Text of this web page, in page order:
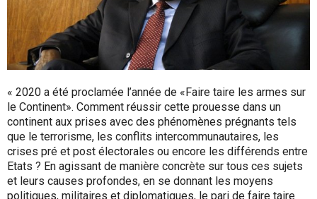
« 2020 a été proclamée l’année de «Faire taire les armes sur
le Continent». Comment réussir cette prouesse dans un
continent aux prises avec des phénomènes prégnants tels
que le terrorisme, les conflits intercommunautaires, les
crises pré et post électorales ou encore les différends entre
Etats ? En agissant de manière concrète sur tous ces sujets
et leurs causes profondes, en se donnant les moyens
politiques, militaires et diplomatiques, le pari de faire taire